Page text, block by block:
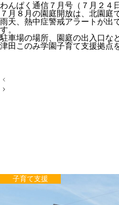
わんぱく通信７月号 （７月２４
７月８月の園庭開放は、北園庭
雨天、熱中症警戒アラートが出
す。
駐車場の場所、園庭の出入口な
津田このみ学園子育て支援拠点
投
稿
子育て支援